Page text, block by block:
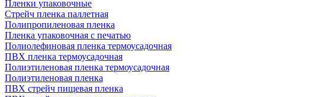
Пленки упаковочные
Стрейч пленка паллетная
Полипропиленовая пленка
Пленка упаковочная с печатью
Полиолефиновая пленка термоусадочная
ПВХ пленка термоусадочная
Полиэтиленовая пленка термоусадочная
Полиэтиленовая пленка
ПВХ стрейч пищевая пленка